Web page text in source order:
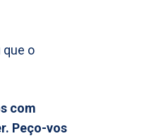
que o
com
Peço-vos